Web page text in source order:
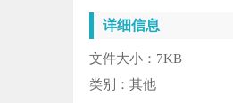
详细信息
文件大小： 7KB
类别： 其他